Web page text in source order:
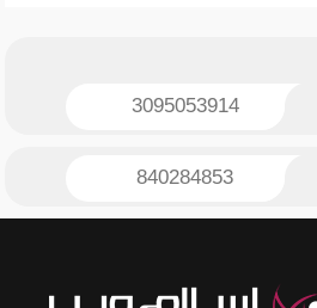
3095053914
840284853